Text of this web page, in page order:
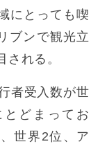
にとっても喫
ブンで観光立
れる。
者受入数が世
どまってお
世界2位、ア